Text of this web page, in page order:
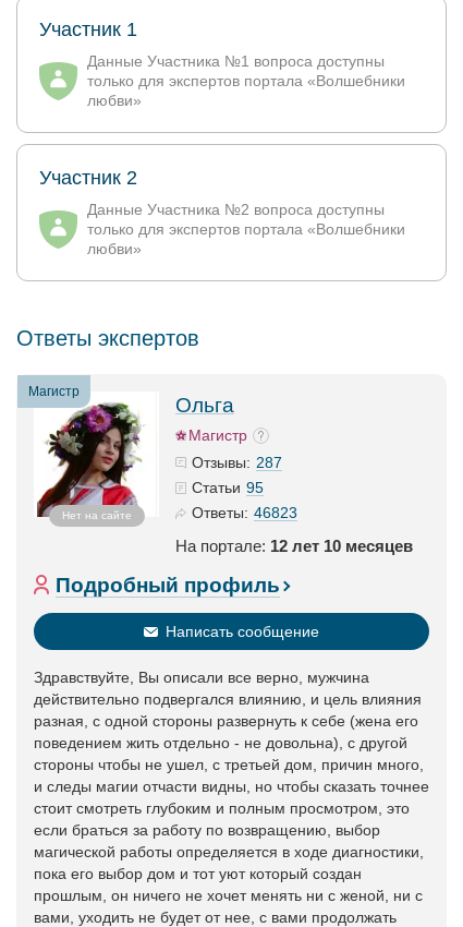
Участник 1
Данные Участника №1 вопроса доступны
только для экспертов портала «Волшебники
любви»
Участник 2
Данные Участника №2 вопроса доступны
только для экспертов портала «Волшебники
любви»
Ответы экспертов
Магистр
Нет на сайте
Ольга
Магистр
Отзывы: 287
Статьи 95
Ответы: 46823
На портале: 12 лет 10 месяцев
Подробный профиль
Написать сообщение
Здравствуйте, Вы описали все верно, мужчина
действительно подвергался влиянию, и цель влияния
разная, с одной стороны развернуть к себе (жена его
поведением жить отдельно - не довольна), с другой
стороны чтобы не ушел, с третьей дом, причин много,
и следы магии отчасти видны, но чтобы сказать точнее
стоит смотреть глубоким и полным просмотром, это
если браться за работу по возвращению, выбор
магической работы определяется в ходе диагностики,
пока его выбор дом и тот уют который создан
прошлым, он ничего не хочет менять ни с женой, ни с
вами, уходить не будет от нее, с вами продолжать